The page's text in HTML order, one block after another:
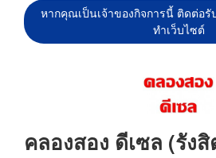
หากคุณเป็นเจ้าของกิจการนี้ ติดต่อรั
ทำเว็บไซต์
คลองสอง ดีเซล (รัง